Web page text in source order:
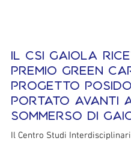
Il CSI Gaiola
Premio Green
progetto
portato avanti